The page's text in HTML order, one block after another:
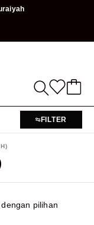
FILTER
pilihan